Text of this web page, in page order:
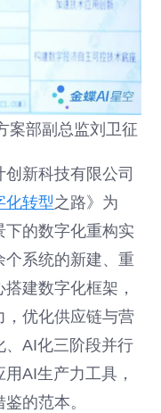
案部副总监刘卫征
新科技有限公司
化转型之路》为
下的数字化重构实
个系统的新建、重
建数字化框架，
，优化供应链与营
、AI化三阶段并行
AI生产力工具，
的范本。